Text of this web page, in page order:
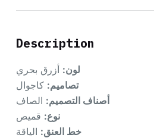
Description
لون: أزرق بحري
تصاميم: كاجوال
أصناف التصميم: الصاف
نوع: قميص
خط العنق: الياقة